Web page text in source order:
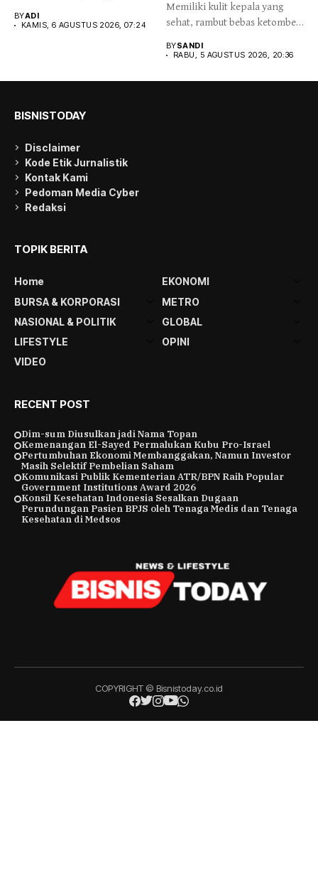
sejumlah...
BYADI
KAMIS, 6 AGUSTUS 2026, 07:24
Memiliki kulit kepala yang
sehat, rambut bebas ketombe
BYSANDI
RABU, 5 AGUSTUS 2026, 20:36
BISNISTODAY
Disclaimer
Kode Etik Jurnalistik
Kontak Kami
Pedoman Media Cyber
Redaksi
TOPIK BERITA
Home
EKONOMI
BURSA & KORPORASI
METRO
NASIONAL & POLITIK
GLOBAL
LIFESTYLE
OPINI
VIDEO
RECENT POST
Dim-sum Diusulkan jadi Nama Topan
Kemenangan El-Sayed Permalukan Kubu Pro-Israel
Pertumbuhan Ekonomi Membanggakan, Namun Investor
Masih Selektif Pembelian Saham
Komunikasi Publik Kementerian ATR/BPN Raih Popular
Government Institutions Award 2026
Konsil Kesehatan Indonesia Sesalkan Dugaan
Perundungan Pasien BPJS oleh Tenaga Medis dan Tenaga
Kesehatan di Medsos
COPYRIGHT © Bisnistoday.co.id